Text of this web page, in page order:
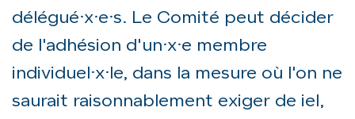
délégué·x·e·s. Le Comité peut décider
de l'adhésion d'un·x·e membre
individuel·x·le, dans la mesure où l'on ne
saurait raisonnablement exiger de iel,